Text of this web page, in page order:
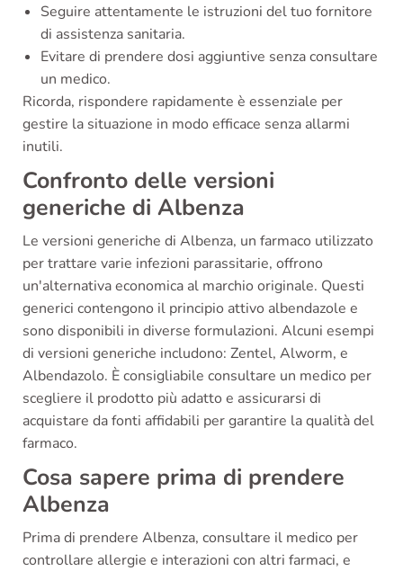
Seguire attentamente le istruzioni del tuo fornitore
di assistenza sanitaria.
Evitare di prendere dosi aggiuntive senza consultare
un medico.
Ricorda, rispondere rapidamente è essenziale per
gestire la situazione in modo efficace senza allarmi
inutili.
Confronto delle versioni
generiche di Albenza
Le versioni generiche di Albenza, un farmaco utilizzato
per trattare varie infezioni parassitarie, offrono
un'alternativa economica al marchio originale. Questi
generici contengono il principio attivo albendazole e
sono disponibili in diverse formulazioni. Alcuni esempi
di versioni generiche includono: Zentel, Alworm, e
Albendazolo. È consigliabile consultare un medico per
scegliere il prodotto più adatto e assicurarsi di
acquistare da fonti affidabili per garantire la qualità del
farmaco.
Cosa sapere prima di prendere
Albenza
Prima di prendere Albenza, consultare il medico per
controllare allergie e interazioni con altri farmaci, e